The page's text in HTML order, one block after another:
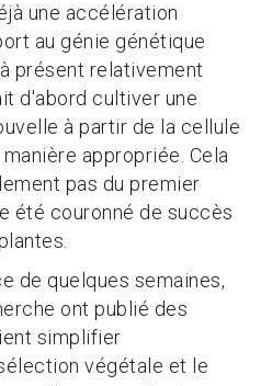
une accélération
au génie génétique
présent relativement
d'abord cultiver une
à partir de la cellule
appropriée. Cela
pas du premier
été couronné de succès
de quelques semaines,
ont publié des
simplifier
végétale et le